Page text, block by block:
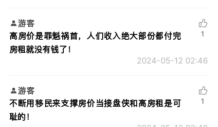
游客
高房价是罪魁祸首，人们收入绝大部份都付完
房租就没有钱了！
2024-05-12 02:46
1
游客
不断用移民来支撑房价当接盘侠和高房租是可
耻的！
1